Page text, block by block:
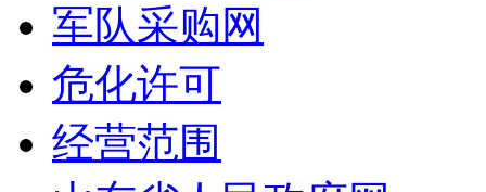
军队采购网
危化许可
经营范围